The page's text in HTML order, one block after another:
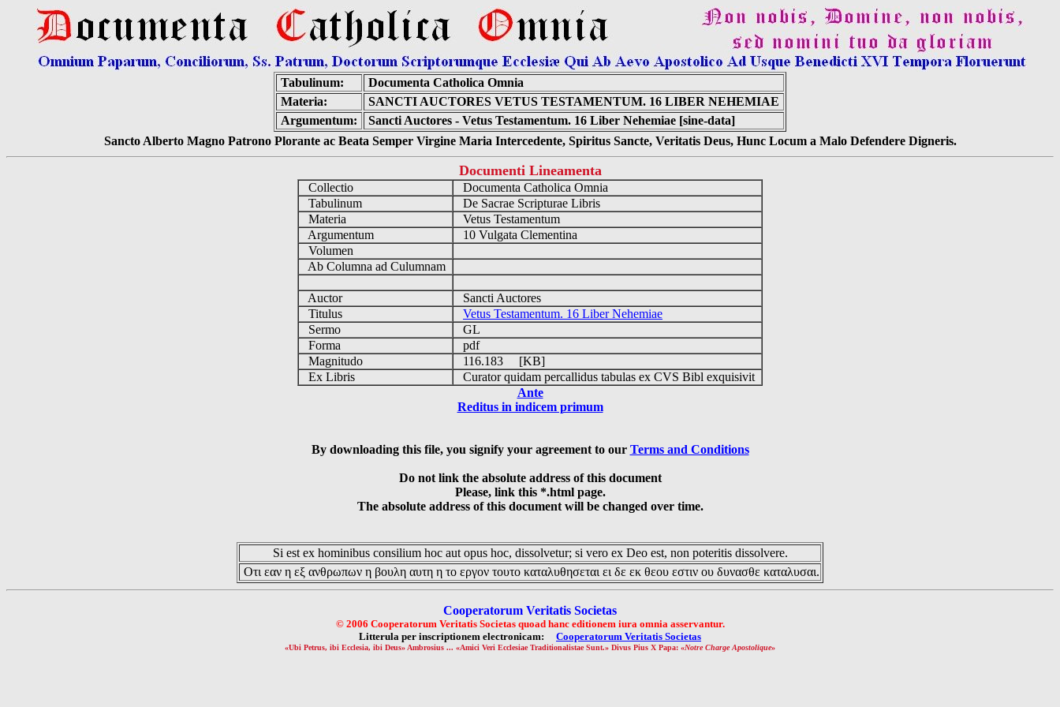
Tabulinum:
Documenta Catholica Omnia
Materia:
SANCTI AUCTORES VETUS TESTAMENTUM. 16 LIBER NEHEMIAE
Argumentum:
Sancti Auctores - Vetus Testamentum. 16 Liber Nehemiae [sine-data]
Sancto Alberto Magno Patrono Plorante ac Beata Semper Virgine Maria Intercedente, Spiritus Sancte, Veritatis Deus, Hunc Locum a Malo Defendere Digneris.
Documenti Lineamenta
Collectio
Documenta Catholica Omnia
Tabulinum
De Sacrae Scripturae Libris
Materia
Vetus Testamentum
Argumentum
10 Vulgata Clementina
Volumen
Ab Columna ad Culumnam
Auctor
Sancti Auctores
Titulus
Vetus Testamentum. 16 Liber Nehemiae
Sermo
GL
Forma
pdf
Magnitudo
116.183 [KB]
Ex Libris
Curator quidam percallidus tabulas ex CVS Bibl exquisivit
Ante
Reditus in indicem primum
By downloading this file, you signify your agreement to our Terms and Conditions
Do not link the absolute address of this document
Please, link this *.html page.
The absolute address of this document will be changed over time.
Si est ex hominibus consilium hoc aut opus hoc, dissolvetur; si vero ex Deo est, non poteritis dissolvere.
Οτι εαν η εξ ανθρωπων η βουλη αυτη η το εργον τουτο καταλυθησεται ει δε εκ θεου εστιν ου δυνασθε καταλυσαι.
Cooperatorum Veritatis Societas
© 2006 Cooperatorum Veritatis Societas quoad hanc editionem iura omnia asservantur.
Litterula per inscriptionem electronicam: Cooperatorum Veritatis Societas
«Ubi Petrus, ibi Ecclesia, ibi Deus» Ambrosius ... «Amici Veri Ecclesiae Traditionalistae Sunt.» Divus Pius X Papa: «Notre Charge Apostolique»